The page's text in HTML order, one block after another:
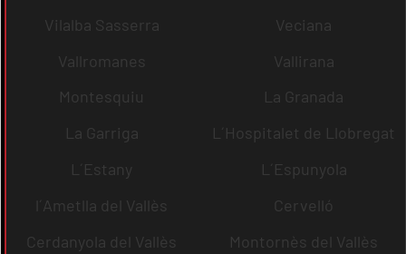
Vilalba Sasserra
Veciana
Vallromanes
Vallirana
Montesquiu
La Granada
La Garriga
L´Hospitalet de Llobregat
L´Estany
L´Espunyola
l´Ametlla del Vallès
Cervelló
Cerdanyola del Vallès
Montornès del Vallès